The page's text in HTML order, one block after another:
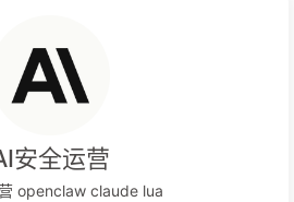
安全运营
openclaw claude lua